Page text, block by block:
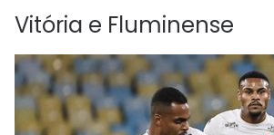
Vitória e Fluminense